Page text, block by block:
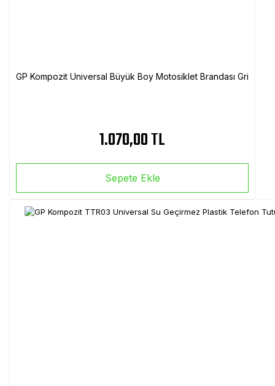
GP Kompozit Universal Büyük Boy Motosiklet Brandası Gri
1.070,00 TL
Sepete Ekle